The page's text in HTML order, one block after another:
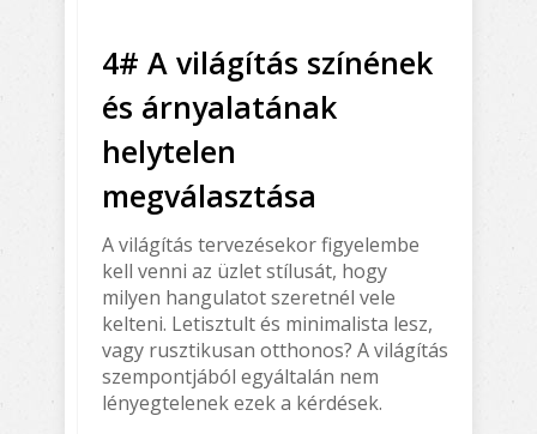
4# A világítás színének
és árnyalatának
helytelen
megválasztása
A világítás tervezésekor figyelembe
kell venni az üzlet stílusát, hogy
milyen hangulatot szeretnél vele
kelteni. Letisztult és minimalista lesz,
vagy rusztikusan otthonos? A világítás
szempontjából egyáltalán nem
lényegtelenek ezek a kérdések.